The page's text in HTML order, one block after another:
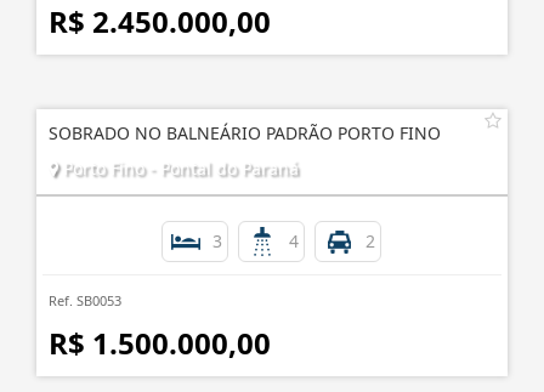
R$ 2.450.000,00
SOBRADO NO BALNEÁRIO PADRÃO PORTO FINO
Porto Fino - Pontal do Paraná
3 4 2
Ref. SB0053
R$ 1.500.000,00